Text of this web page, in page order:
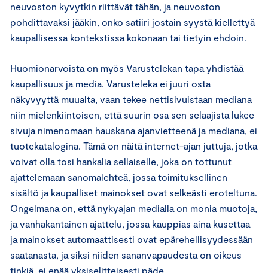
neuvoston kyvytkin riittävät tähän, ja neuvoston
pohdittavaksi jääkin, onko satiiri jostain syystä kiellettyä
kaupallisessa kontekstissa kokonaan tai tietyin ehdoin.
Huomionarvoista on myös Varustelekan tapa yhdistää
kaupallisuus ja media. Varusteleka ei juuri osta
näkyvyyttä muualta, vaan tekee nettisivuistaan mediana
niin mielenkiintoisen, että suurin osa sen selaajista lukee
sivuja nimenomaan hauskana ajanvietteenä ja mediana, ei
tuotekatalogina. Tämä on näitä internet-ajan juttuja, jotka
voivat olla tosi hankalia sellaiselle, joka on tottunut
ajattelemaan sanomalehteä, jossa toimituksellinen
sisältö ja kaupalliset mainokset ovat selkeästi eroteltuna.
Ongelmana on, että nykyajan medialla on monia muotoja,
ja vanhakantainen ajattelu, jossa kauppias aina kusettaa
ja mainokset automaattisesti ovat epärehellisyydessään
saatanasta, ja siksi niiden sananvapaudesta on oikeus
tinkiä, ei enää yksiselitteisesti päde.